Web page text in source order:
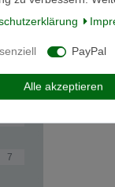
4
241
7
PayPal
Alle akzeptieren